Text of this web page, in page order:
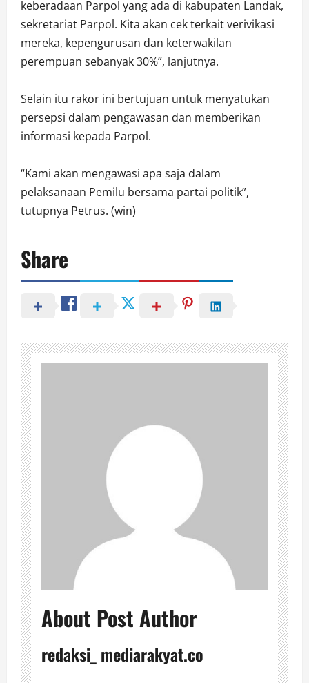
keberadaan Parpol yang ada di kabupaten Landak,
sekretariat Parpol. Kita akan cek terkait verivikasi
mereka, kepengurusan dan keterwakilan
perempuan sebanyak 30%”, lanjutnya.
Selain itu rakor ini bertujuan untuk menyatukan
persepsi dalam pengawasan dan memberikan
informasi kepada Parpol.
“Kami akan mengawasi apa saja dalam
pelaksanaan Pemilu bersama partai politik”,
tutupnya Petrus. (win)
Share
About Post Author
redaksi_ mediarakyat.co